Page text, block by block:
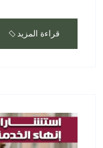
قراءة المزيد